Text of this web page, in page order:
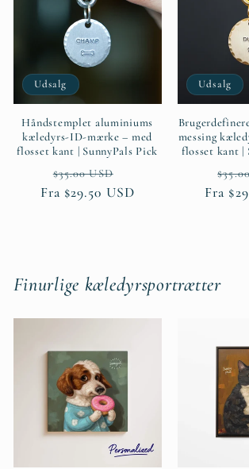
Udsalg
Håndstemplet aluminiums
kæledyrs-ID-mærke – med
flosset kant | SunnyPals Pick
Normalpris
$35.00 USD
Fra $29.50 USD
Udsalg
messing
flosset kant |
Fra
Finurlige kæledyrsportrætter